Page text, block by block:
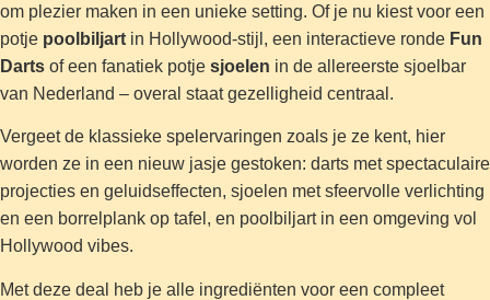
om plezier maken in een unieke setting. Of je nu kiest voor een
potje poolbiljart in Hollywood-stijl, een interactieve ronde Fun
Darts of een fanatiek potje sjoelen in de allereerste sjoelbar
van Nederland – overal staat gezelligheid centraal.
Vergeet de klassieke spelervaringen zoals je ze kent, hier
worden ze in een nieuw jasje gestoken: darts met spectaculaire
projecties en geluidseffecten, sjoelen met sfeervolle verlichting
en een borrelplank op tafel, en poolbiljart in een omgeving vol
Hollywood vibes.
Met deze deal heb je alle ingrediënten voor een compleet